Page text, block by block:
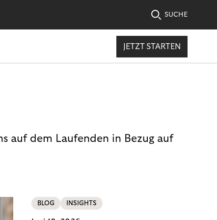
SUCHE
JETZT STARTEN
auf dem Laufenden in Bezug auf
BLOG INSIGHTS